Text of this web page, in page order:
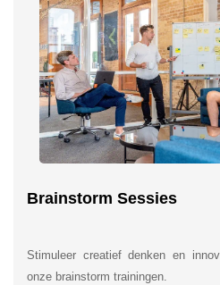
Brainstorm Sessies
Stimuleer creatief denken en
onze brainstorm trainingen.